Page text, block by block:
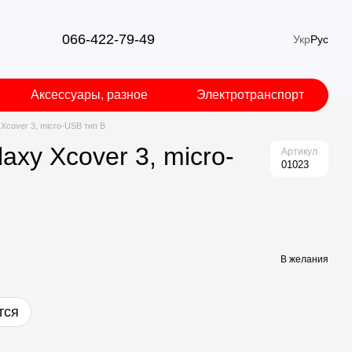
066-422-79-49 УкрРус
Аксессуары, разное Электротранспорт
3, micro-USB тип B
Xcover 3, micro-
Артикул
01023
В желания